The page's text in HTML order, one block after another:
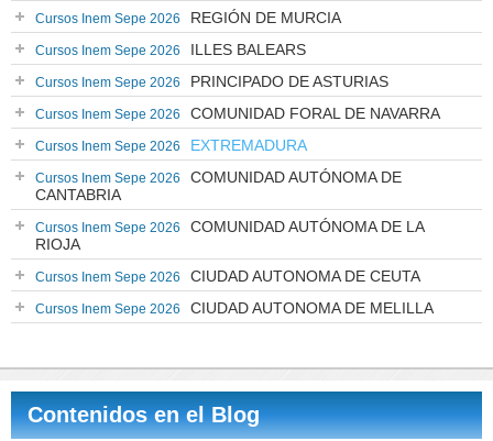
Cursos Inem Sepe 2026 REGIÓN DE MURCIA
Cursos Inem Sepe 2026 ILLES BALEARS
Cursos Inem Sepe 2026 PRINCIPADO DE ASTURIAS
Cursos Inem Sepe 2026 COMUNIDAD FORAL DE NAVARRA
Cursos Inem Sepe 2026 EXTREMADURA
Cursos Inem Sepe 2026
COMUNIDAD AUTÓNOMA DE
CANTABRIA
Cursos Inem Sepe 2026
COMUNIDAD AUTÓNOMA DE LA
RIOJA
Cursos Inem Sepe 2026 CIUDAD AUTONOMA DE CEUTA
Cursos Inem Sepe 2026 CIUDAD AUTONOMA DE MELILLA
Contenidos en el Blog